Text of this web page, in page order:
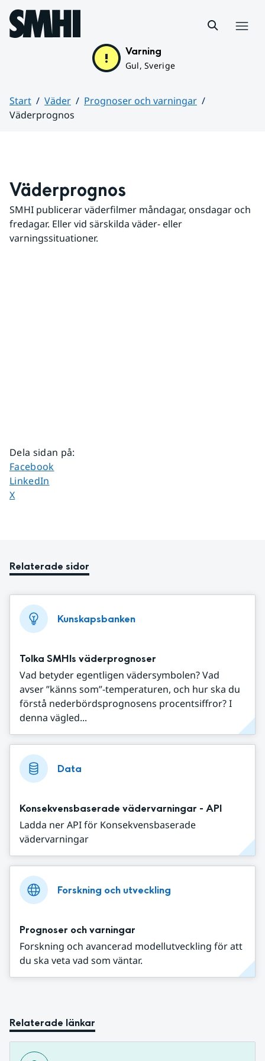
Hoppa till sidans innehåll
Varning
Gul, Sverige
Start Väder
Prognoser och varningar
Väderprognos
Väderprognos
SMHI publicerar väderfilmer måndagar, onsdagar och
fredagar. Eller vid särskilda väder- eller
varningssituationer.
Dela sidan på:
Dela sidan på
Facebook
Dela sidan på
LinkedIn
Dela sidan på
X
Relaterade sidor
Kunskapsbanken
Tolka SMHIs väderprognoser
Vad betyder egentligen vädersymbolen? Vad
avser ”känns som”-temperaturen, och hur ska du
förstå nederbördsprognosens procentsiffror? I
denna vägled...
Data
Konsekvensbaserade vädervarningar - API
Ladda ner API för Konsekvensbaserade
vädervarningar
Forskning och utveckling
Prognoser och varningar
Forskning och avancerad modellutveckling för att
du ska veta vad som väntar.
Relaterade länkar